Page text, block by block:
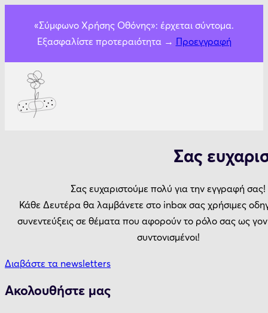
«Σύμφωνο Χρήσης Οθόνης»: έρχεται σύντομα.
Εξασφαλίστε προτεραιότητα → Προεγγραφή
Σας
Σας ευχαριστούμε πολύ για την εγγραφή σας!
Κάθε Δευτέρα θα λαμβάνετε στο inbox σας χρήσιμες
συνεντεύξεις σε θέματα που αφορούν το ρόλο σας ως
συντονισμένοι!
Διαβάστε τα newsletters
Ακολουθήστε μας